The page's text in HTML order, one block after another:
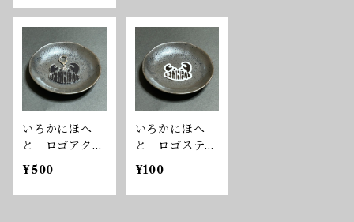
いろかにほへ
と ロゴアクリ
ルキーホルダー
¥500
いろかにほへ
と ロゴステッ
カー
¥100